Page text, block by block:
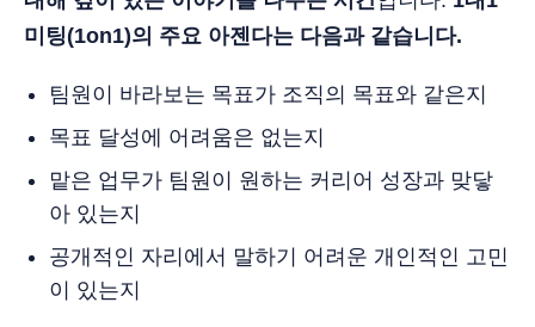
미팅(1on1)의 주요 아젠다는 다음과 같습니다.
팀원이 바라보는 목표가 조직의 목표와 같은지
목표 달성에 어려움은 없는지
맡은 업무가 팀원이 원하는 커리어 성장과 맞닿
아 있는지
공개적인 자리에서 말하기 어려운 개인적인 고민
이 있는지